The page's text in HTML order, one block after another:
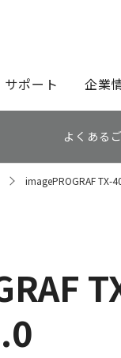
サポート 企業
よくある
imagePROGRAF TX-